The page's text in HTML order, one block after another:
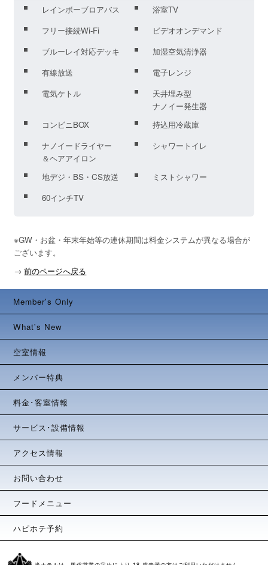
レインボーブロアバス
浴室TV
フリー接続Wi-Fi
ビデオオンデマンド
ブルーレイ対応デッキ
加湿空気清浄器
有線放送
電子レンジ
電気ケトル
天井埋み型
ナノイー発生器
コンビニBOX
持込用冷蔵庫
ナノイードライヤー
＆ヘアアイロン
シャワートイレ
地デジ・BS・CS放送
ミストシャワー
60インチTV
※GW・お盆・年末年始等の連休期間は料金システムが異なる場合が
ございます。
→ 前のページへ戻る
Member's Only
What's New
空室情報
メンバー特典
料金･客室情報
サービス･設備情報
アクセス情報
お問い合わせ
フードメニュー
ハピホテ予約